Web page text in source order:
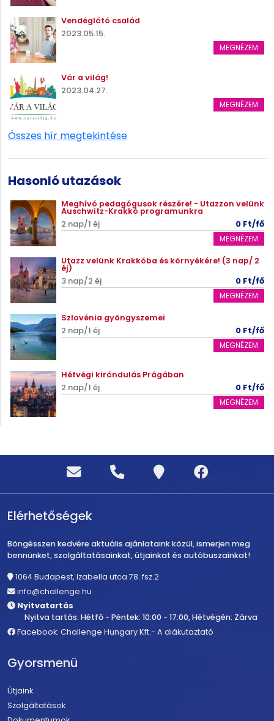
Vendéglátó család
2023.05.15.
MEGNÉZEM
Vár a világ!
2023.04.27.
MEGNÉZEM
Összes hír megtekintése
Hasonló utazások
Meghívó pedagógusok részére! - Utazzon velünk
Auschwitz-Krakkó programunkra
2 nap/1 éj 0 Ft/fő
MEGNÉZEM
Utazz velünk Krakkóba és környékére! (3 nap/ 2
éj)
3 nap/2 éj 0 Ft/fő
MEGNÉZEM
Szlovénia gyöngyszemei
2 nap/1 éj 0 Ft/fő
MEGNÉZEM
Hétvégi kirándulás Prágában
2 nap/1 éj 0 Ft/fő
MEGNÉZEM
Elérhetőségek
Böngésszen kedvére aktuális ajánlataink közül, ismerjen meg
bennünket, szolgáltatásainkat, útjainkat és autóbuszainkat!
1064 Budapest, Izabella utca 78. fsz.2
info@challenge.hu
Nyitvatartás
Nyitva tartás: Hétfő - Péntek: 10:00 - 17:00, Hétvégén: Zárva
Facebook: Challenge Hungary Kft.- A diákutaztató
Gyorsmenü
Útjaink
Szolgáltatások